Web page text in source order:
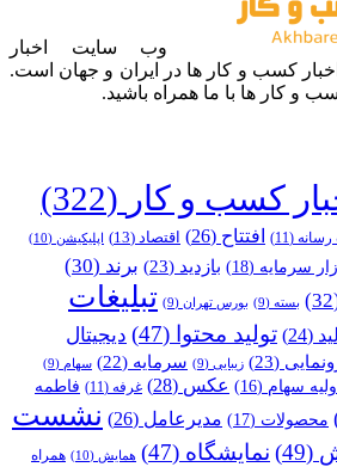
وب سایت اخبار
کسب و کار ها در ایران و جهان است.
و کار ها با ما همراه باشید.
کسب و کار (322)
(11) افتتاح (26) اقتصاد (13) اپلیکیشن (10)
سرمایه (18) بازدید (23) برند (30)
بسته (9) بورس تهران (9)
تبلیغات
(24) تولید محتوا (47)
دیجیتال
(23) زیبایی (9) سرمایه (22) سهام (9)
سهام (16) عکس (28) غرفه (11)
فاطمه
محصولات (17) مدیرعامل (26)
نشست
(49) نمایشگاه (47) همایش (10) همراه